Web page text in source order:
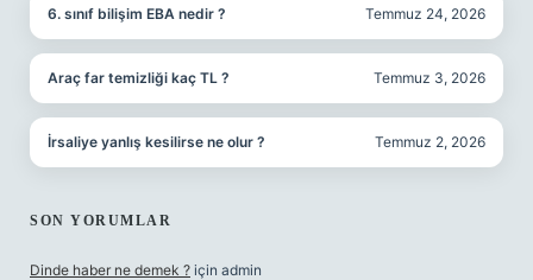
6. sınıf bilişim EBA nedir ? Temmuz 24, 2026
Araç far temizliği kaç TL ? Temmuz 3, 2026
İrsaliye yanlış kesilirse ne olur ? Temmuz 2, 2026
SON YORUMLAR
Dinde haber ne demek ? için admin